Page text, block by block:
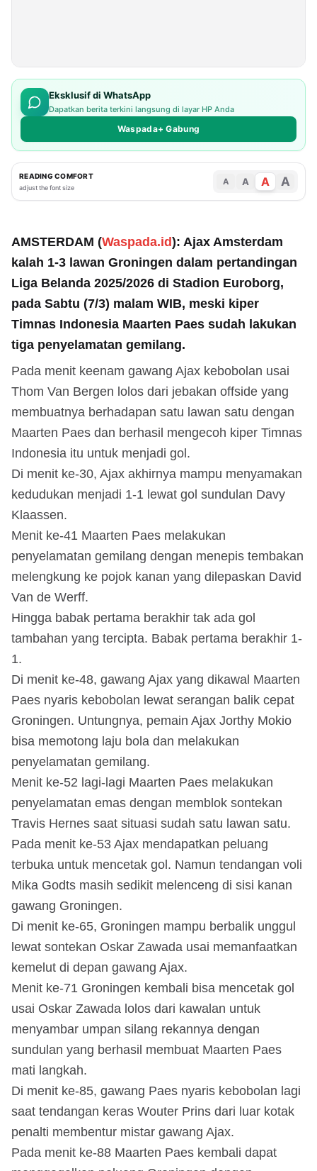
Eksklusif di WhatsApp
Dapatkan berita terkini langsung di layar HP Anda
Waspada+ Gabung
READING COMFORT
adjust the font size
A A A A
AMSTERDAM (Waspada.id): Ajax Amsterdam
kalah 1-3 lawan Groningen dalam pertandingan
Liga Belanda 2025/2026 di Stadion Euroborg,
pada Sabtu (7/3) malam WIB, meski kiper
Timnas Indonesia Maarten Paes sudah lakukan
tiga penyelamatan gemilang.
Pada menit keenam gawang Ajax kebobolan usai
Thom Van Bergen lolos dari jebakan offside yang
membuatnya berhadapan satu lawan satu dengan
Maarten Paes dan berhasil mengecoh kiper Timnas
Indonesia itu untuk menjadi gol.
Di menit ke-30, Ajax akhirnya mampu menyamakan
kedudukan menjadi 1-1 lewat gol sundulan Davy
Klaassen.
Menit ke-41 Maarten Paes melakukan
penyelamatan gemilang dengan menepis tembakan
melengkung ke pojok kanan yang dilepaskan David
Van de Werff.
Hingga babak pertama berakhir tak ada gol
tambahan yang tercipta. Babak pertama berakhir 1-
1.
Di menit ke-48, gawang Ajax yang dikawal Maarten
Paes nyaris kebobolan lewat serangan balik cepat
Groningen. Untungnya, pemain Ajax Jorthy Mokio
bisa memotong laju bola dan melakukan
penyelamatan gemilang.
Menit ke-52 lagi-lagi Maarten Paes melakukan
penyelamatan emas dengan memblok sontekan
Travis Hernes saat situasi sudah satu lawan satu.
Pada menit ke-53 Ajax mendapatkan peluang
terbuka untuk mencetak gol. Namun tendangan voli
Mika Godts masih sedikit melenceng di sisi kanan
gawang Groningen.
Di menit ke-65, Groningen mampu berbalik unggul
lewat sontekan Oskar Zawada usai memanfaatkan
kemelut di depan gawang Ajax.
Menit ke-71 Groningen kembali bisa mencetak gol
usai Oskar Zawada lolos dari kawalan untuk
menyambar umpan silang rekannya dengan
sundulan yang berhasil membuat Maarten Paes
mati langkah.
Di menit ke-85, gawang Paes nyaris kebobolan lagi
saat tendangan keras Wouter Prins dari luar kotak
penalti membentur mistar gawang Ajax.
Pada menit ke-88 Maarten Paes kembali dapat